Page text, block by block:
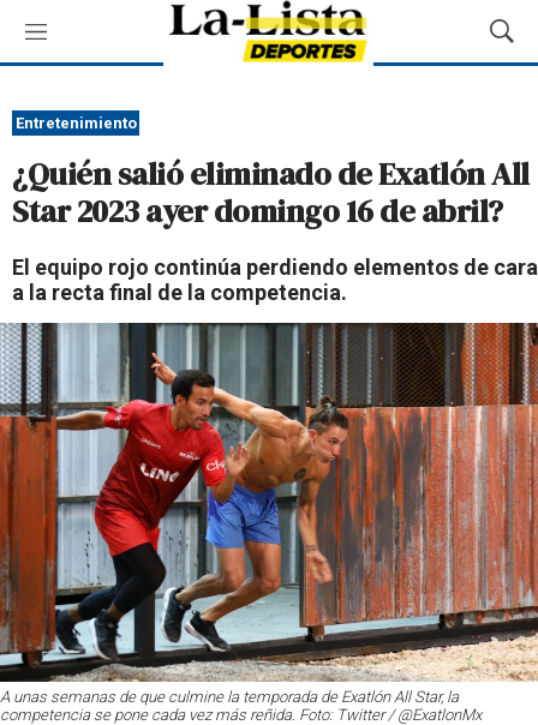
M
e
ú
M
o
a
r
B
s
u
e
d
a
Entretenimiento
¿Quién salió eliminado de Exatlón All
Star 2023 ayer domingo 16 de abril?
El equipo rojo continúa perdiendo elementos de cara
a la recta final de la competencia.
A unas semanas de que culmine la temporada de Exatlón All Star, la
competencia se pone cada vez más reñida. Foto: Twitter / @ExatlonMx